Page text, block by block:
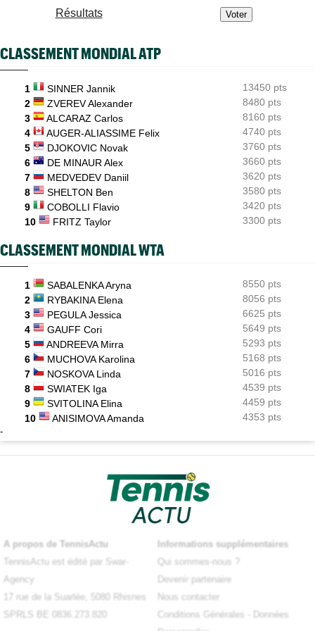
ATP - Montréal
ATP - Montréal
09:59
ATP - Montréal
Zverev, Medvedev et Fritz : hécatombe chez les favoris
09:21
ATP - Montréal
Coup dur à domicile pour Auger-Aliassime, Droguet saisit sa
chance
Résultats
CLASSEMENT MONDIAL ATP
1 SINNER Jannik
13450 pts
2
ZVEREV Alexander
8480 pts
3
ALCARAZ Carlos
8160 pts
4
AUGER-ALIASSIME Felix
4740 pts
5
DJOKOVIC Novak
3760 pts
6
DE MINAUR Alex
3660 pts
7
MEDVEDEV Daniil
3620 pts
8
SHELTON Ben
3580 pts
9
COBOLLI Flavio
3420 pts
10
FRITZ Taylor 3300 pts
CLASSEMENT MONDIAL WTA
1 SABALENKA Aryna
8550 pts
2
RYBAKINA Elena
8056 pts
3
PEGULA Jessica
6625 pts
4
GAUFF Cori
5649 pts
5
ANDREEVA Mirra
5293 pts
6
MUCHOVA Karolina
5168 pts
7
NOSKOVA Linda
5016 pts
8
SWIATEK Iga
4539 pts
9
SVITOLINA Elina
4459 pts
10
ANISIMOVA Amanda 4353 pts
-
A propos de TennisActu
TennisActu est édité par Swar-
Agency
17 rue de la Suarlée, 5080 Rhisnes
SPRLS BE 0836.273.820
Informations supplémentaires
Qui sommes-nous ?
Devenir partenaire
Nous contacter
Conditions Générales
Données